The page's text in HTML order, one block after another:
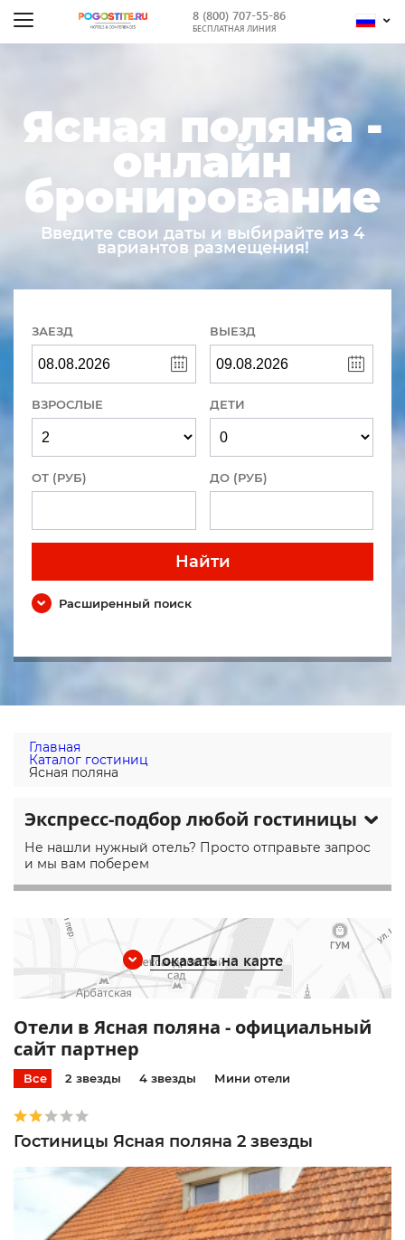
8 (800) 707-55-86
БЕСПЛАТНАЯ ЛИНИЯ
Ясная поляна -
онлайн
бронирование
Введите свои даты и выбирайте из 4
вариантов размещения!
ЗАЕЗД ВЫЕЗД
ВЗРОСЛЫЕ ДЕТИ
ОТ (РУБ) ДО (РУБ)
Найти
Расширенный поиск
Главная
Каталог гостиниц
Ясная поляна
Экспресс-подбор любой гостиницы
Не нашли нужный отель? Просто отправьте запрос
и мы вам поберем
Показать на карте
Отели в Ясная поляна - официальный
сайт партнер
Все 2 звезды 4 звезды Мини отели
Гостиницы Ясная поляна 2 звезды